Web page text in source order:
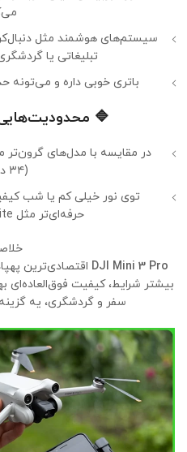
سیستم‌های هوشمند مثل
تبلیغاتی یا
باتری خوبی داره و می‌تونه حدود ۳۴ دقیقه توی هوا
🔷
(۳۴ دقیقه).
توی نور خیلی کم یا شب
حرفه‌ای‌تر مثل EVO Lite+ نمی‌رسه.
DJI Mini 3 Pro
بیشتر شرایط، کیفیت فوق‌العاده‌ای
سفر و گردشگری، یه